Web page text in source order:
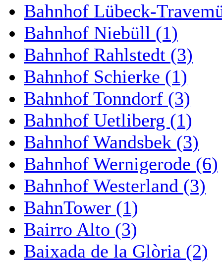
Bahnhof Lübeck-
Bahnhof Niebüll (1)
Bahnhof Rahlstedt (3)
Bahnhof Schierke (1)
Bahnhof Tonndorf (3)
Bahnhof Uetliberg (1)
Bahnhof Wandsbek (3)
Bahnhof Wernigerode (6)
Bahnhof Westerland (3)
BahnTower (1)
Bairro Alto (3)
Baixada de la Glòria (2)